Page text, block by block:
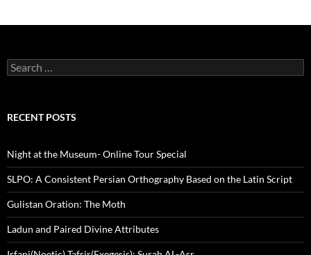
Search
for:
RECENT POSTS
Night at the Museum- Online Tour Special
SLPO: A Consistent Persian Orthography Based on the Latin Script
Gulistan Oration: The Moth
Ladun and Paired Divine Attributes